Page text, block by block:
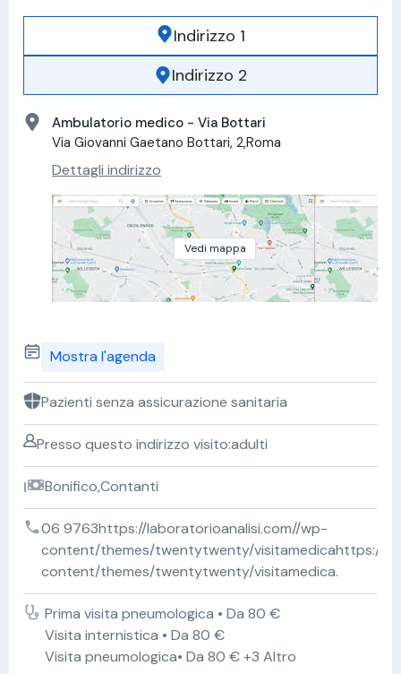
Indirizzo 1
Indirizzo 2
Ambulatorio medico - Via Bottari
Via Giovanni Gaetano Bottari, 2,Roma
Dettagli indirizzo
Vedi mappa
Mostra l'agenda
Pazienti senza assicurazione sanitaria
Presso questo indirizzo visito:adulti
Bonifico,Contanti
06 9763https://laboratorioanalisi.com//wp-
content/themes/twentytwenty/visitamedicahttps://
content/themes/twentytwenty/visitamedica.
Prima visita pneumologica • Da 80 €
Visita internistica • Da 80 €
Visita pneumologica• Da 80 € +3 Altro